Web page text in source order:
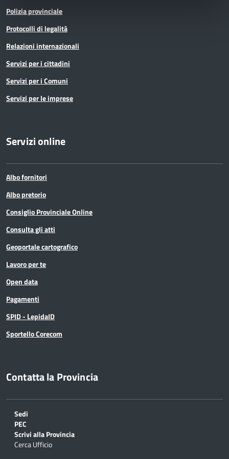
Polizia provinciale
Protocolli di legalità
Relazioni internazionali
Servizi per i cittadini
Servizi per i Comuni
Servizi per le imprese
Servizi online
Albo fornitori
Albo pretorio
Consiglio Provinciale Online
Consulta gli atti
Geoportale cartografico
Lavoro per te
Open data
Pagamenti
SPID - LepidaID
Sportello Corecom
Contatta la Provincia
Sedi
PEC
Scrivi alla Provincia
Cerca Ufficio